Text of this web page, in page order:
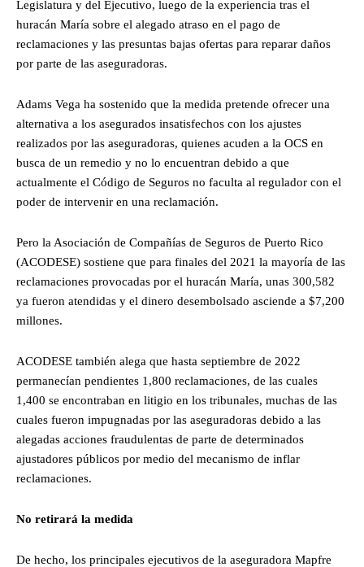
Legislatura y del Ejecutivo, luego de la experiencia tras el
huracán María sobre el alegado atraso en el pago de
reclamaciones y las presuntas bajas ofertas para reparar daños
por parte de las aseguradoras.
Adams Vega ha sostenido que la medida pretende ofrecer una
alternativa a los asegurados insatisfechos con los ajustes
realizados por las aseguradoras, quienes acuden a la OCS en
busca de un remedio y no lo encuentran debido a que
actualmente el Código de Seguros no faculta al regulador con el
poder de intervenir en una reclamación.
Pero la Asociación de Compañías de Seguros de Puerto Rico
(ACODESE) sostiene que para finales del 2021 la mayoría de las
reclamaciones provocadas por el huracán María, unas 300,582
ya fueron atendidas y el dinero desembolsado asciende a $7,200
millones.
ACODESE también alega que hasta septiembre de 2022
permanecían pendientes 1,800 reclamaciones, de las cuales
1,400 se encontraban en litigio en los tribunales, muchas de las
cuales fueron impugnadas por las aseguradoras debido a las
alegadas acciones fraudulentas de parte de determinados
ajustadores públicos por medio del mecanismo de inflar
reclamaciones.
No retirará la medida
De hecho, los principales ejecutivos de la aseguradora Mapfre